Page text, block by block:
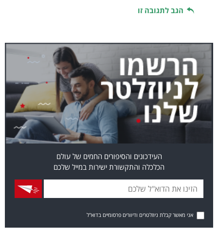
הגב לתגובה זו
העידכונים והסיפורים החמים של עולם
הכלכלה והתקשורת ישירות במייל שלכם
אני מאשר קבלת ניוזלטרים ודיוורים פרסומיים בדוא"ל